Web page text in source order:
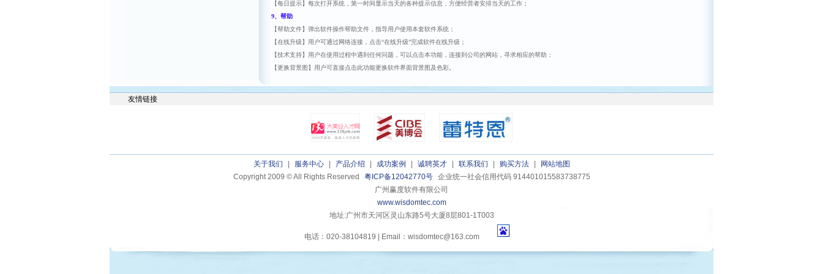
【每日提示】每次打开系统，第一时间显示当天的各种提示信息，方便经营者安排当天的工作；
9、帮助
【帮助文件】弹出软件操作帮助文件，指导用户使用本套软件系统；
【在线升级】用户可通过网络连接，点击“在线升级”完成软件在线升级；
【技术支持】用户在使用过程中遇到任何问题，可以点击本功能，连接到公司的网站，寻求相应的帮助；
【更换背景图】用户可直接点击此功能更换软件界面背景图及色彩。
友情链接
关于我们 服务中心 产品介绍 成功案例 诚聘英才 联系我们 购买方法
网站地图
Copyright 2009 © All Rights Reserved
粤ICP备12042770号
企业统一社会信用代码 914401015583738775
广州赢度软件有限公司
www.wisdomtec.com
地址:广州市天河区灵山东路5号大厦8层801-1T003
电话：020-38104819 | Email：wisdomtec@163.com